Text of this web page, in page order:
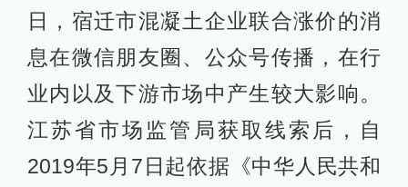
日，宿迁市混凝土企业联合涨价的消
息在微信朋友圈、公众号传播，在行
业内以及下游市场中产生较大影响。
江苏省市场监管局获取线索后，自
2019年5月7日起依据《中华人民共和